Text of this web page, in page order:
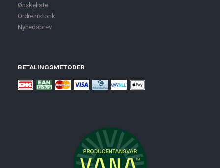
Ønskeliste
Ordrehistorik
Nyhedsbrev
BETALINGSMETODER